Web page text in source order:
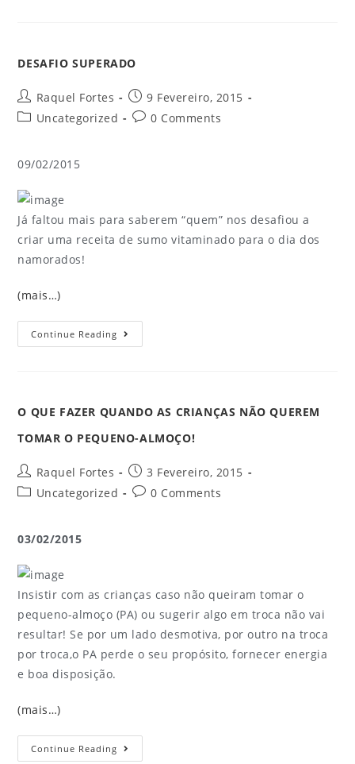
DESAFIO SUPERADO
Raquel Fortes
9 Fevereiro, 2015
Uncategorized
0 Comments
09/02/2015
Já faltou mais para saberem “quem” nos desafiou a
criar uma receita de sumo vitaminado para o dia dos
namorados!
(mais…)
Continue Reading
O QUE FAZER QUANDO AS CRIANÇAS NÃO QUEREM
TOMAR O PEQUENO-ALMOÇO!
Raquel Fortes
3 Fevereiro, 2015
Uncategorized
0 Comments
03/02/2015
Insistir com as crianças caso não queiram tomar o
pequeno-almoço (PA) ou sugerir algo em troca não vai
resultar! Se por um lado desmotiva, por outro na troca
por troca,o PA perde o seu propósito, fornecer energia
e boa disposição.
(mais…)
Continue Reading